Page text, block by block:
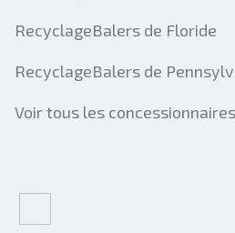
RecyclageBalers de Floride
RecyclageBalers de
Voir tous les